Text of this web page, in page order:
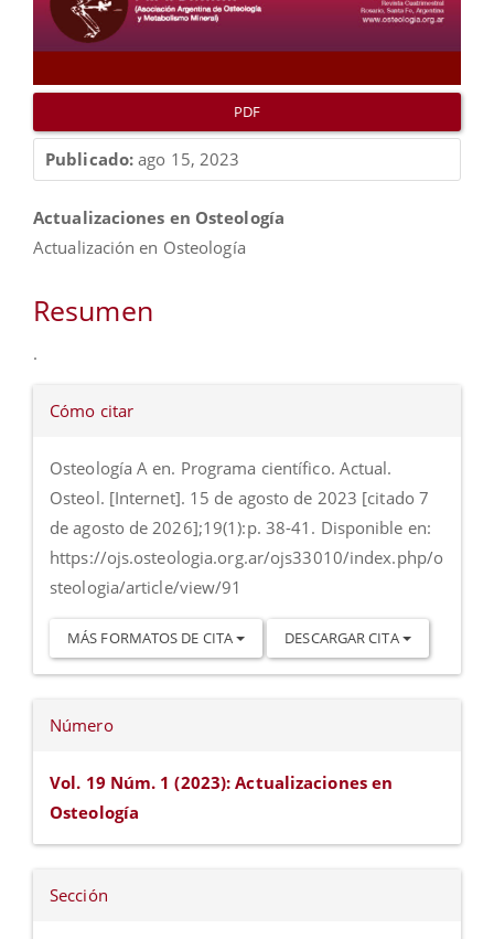
PDF
Publicado: ago 15, 2023
Contenido
principal
artículo
Actualizaciones en Osteología
Actualización en Osteología
Resumen
.
Detalles
del
artículo
Cómo citar
Osteología A en. Programa científico. Actual.
Osteol. [Internet]. 15 de agosto de 2023 [citado 7
de agosto de 2026];19(1):p. 38-41. Disponible en:
https://ojs.osteologia.org.ar/ojs33010/index.php/o
steologia/article/view/91
MÁS FORMATOS DE CITA DESCARGAR CITA
Número
Vol. 19 Núm. 1 (2023): Actualizaciones en
Osteología
Sección